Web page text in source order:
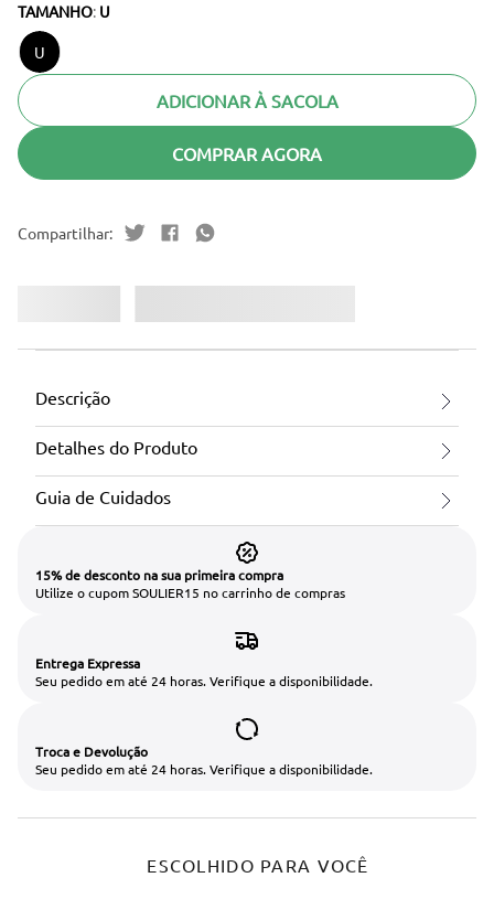
TAMANHO: U
U
ADICIONAR À SACOLA
COMPRAR AGORA
Descrição
Detalhes do Produto
Guia de Cuidados
15% de desconto na sua primeira compra
Utilize o cupom SOULIER15 no carrinho de compras
Entrega Expressa
Seu pedido em até 24 horas. Verifique a disponibilidade.
Troca e Devolução
Seu pedido em até 24 horas. Verifique a disponibilidade.
ESCOLHIDO PARA VOCÊ